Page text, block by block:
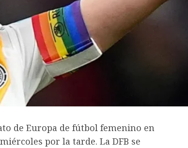
de Europa de fútbol femenino en
por la tarde. La DFB se